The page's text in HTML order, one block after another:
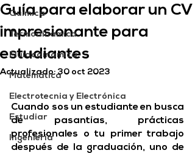
Química
Termodinámica
Fluidodinámica
Matemática
Electrotecnia y Electrónica
Estudiar
Ingeniería
Guía para elaborar un CV
impresionante para
estudiantes
Actualizado:30 oct 2023
Cuando sos un estudiante en busca
de pasantías, prácticas
profesionales o tu primer trabajo
después de la graduación, uno de